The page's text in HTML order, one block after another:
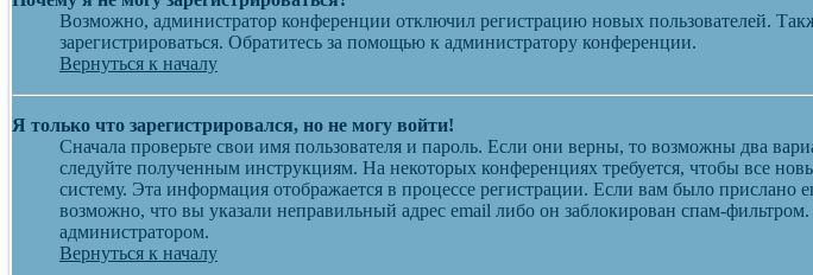
Возможно, администратор конференции отключил регистрацию новых пользователей.
зарегистрироваться. Обратитесь за помощью к администратору конференции.
Вернуться к началу
Я только что зарегистрировался, но не могу войти!
Сначала проверьте свои имя пользователя и пароль. Если они верны, то возможны два
следуйте полученным инструкциям. На некоторых конференциях требуется, чтобы все
систему. Эта информация отображается в процессе регистрации. Если вам было
возможно, что вы указали неправильный адрес email либо он заблокирован спам-
администратором.
Вернуться к началу